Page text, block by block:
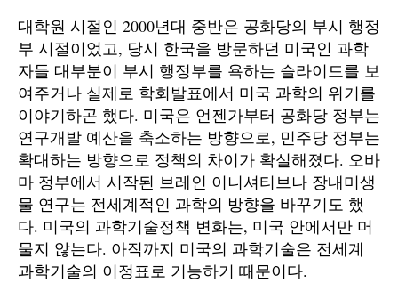
대학원 시절인 2000년대 중반은 공화당의 부시 행정
부 시절이었고, 당시 한국을 방문하던 미국인 과학
자들 대부분이 부시 행정부를 욕하는 슬라이드를 보
여주거나 실제로 학회발표에서 미국 과학의 위기를
이야기하곤 했다. 미국은 언젠가부터 공화당 정부는
연구개발 예산을 축소하는 방향으로, 민주당 정부는
확대하는 방향으로 정책의 차이가 확실해졌다. 오바
마 정부에서 시작된 브레인 이니셔티브나 장내미생
물 연구는 전세계적인 과학의 방향을 바꾸기도 했
다. 미국의 과학기술정책 변화는, 미국 안에서만 머
물지 않는다. 아직까지 미국의 과학기술은 전세계
과학기술의 이정표로 기능하기 때문이다.